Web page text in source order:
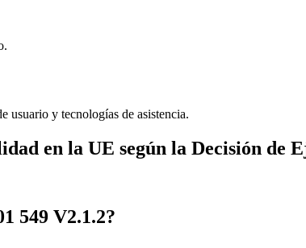
usuario y tecnologías de asistencia.
en la UE según la Decisión de
549 V2.1.2?